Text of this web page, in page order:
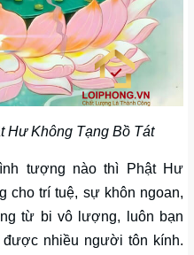
Hư Không Tạng Bồ Tát
tượng nào thì Phật Hư
cho trí tuệ, sự khôn ngoan,
từ bi vô lượng, luôn bạn
nhiều người tôn kính.